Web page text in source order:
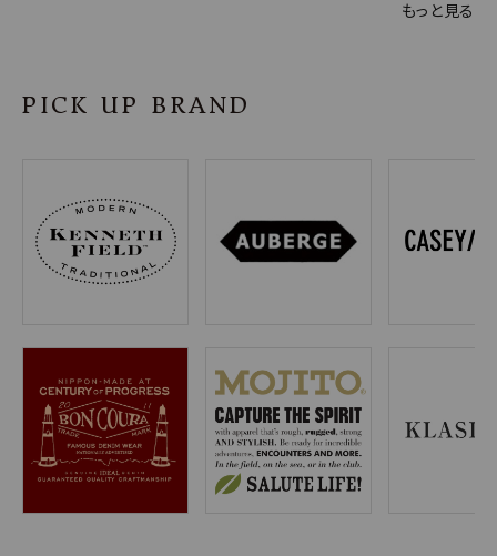
もっと見る
PICK UP BRAND